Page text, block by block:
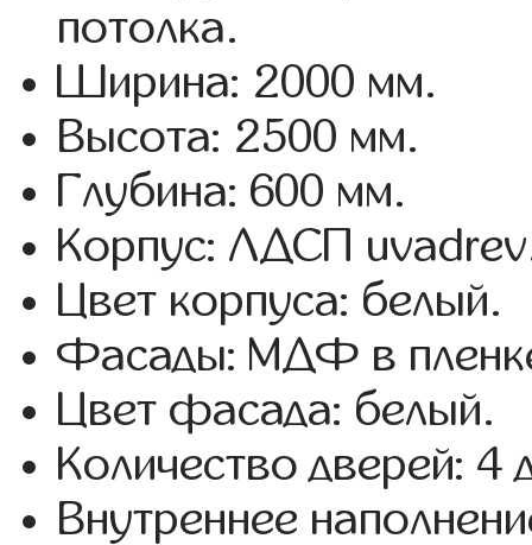
потолка.
Ширина: 2000 мм.
Высота: 2500 мм.
Глубина: 600 мм.
Корпус: ЛДСП
Цвет корпуса: белый.
Фасады: МДФ в
Цвет фасада: белый.
Количество дверей: 4
Внутреннее